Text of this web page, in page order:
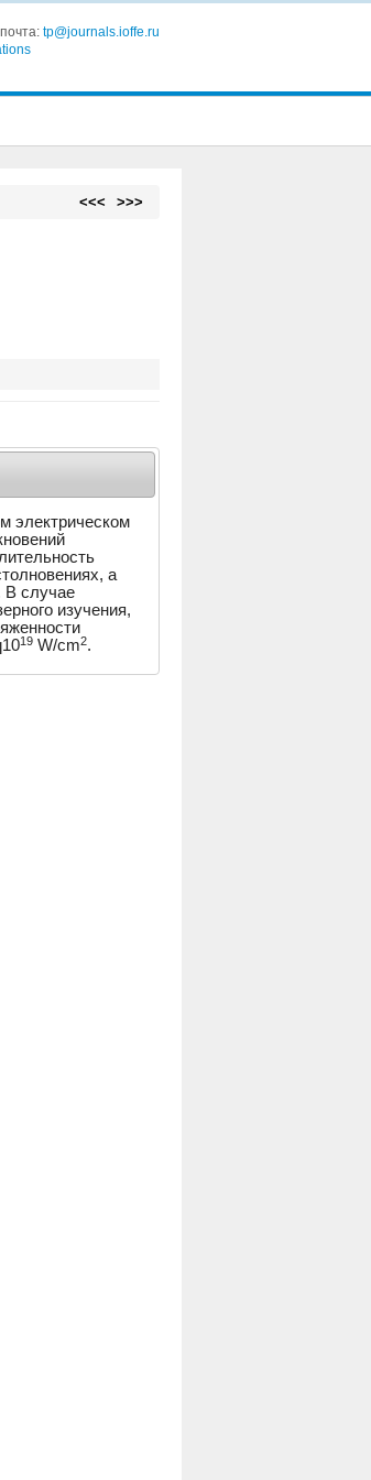
tp@journals.ioffe.ru
<<< >>>
электрическом
а
В случае
изучения,
19W/cm2.